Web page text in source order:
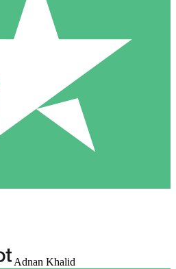
Adnan Khalid